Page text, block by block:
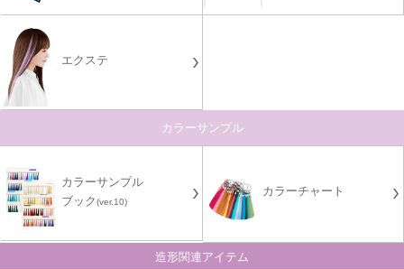
エクステ
カラーサンプル
カラーサンプル
ブック(ver.10)
カラーチャート
造形関連アイテム